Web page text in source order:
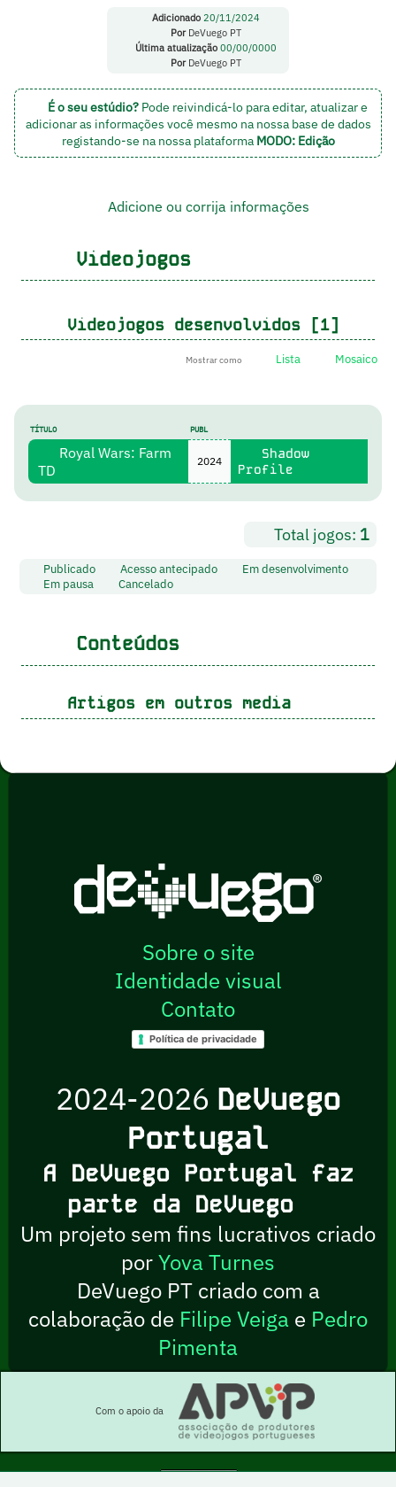
Adicionado 20/11/2024
PorDeVuego PT
Última atualização 00/00/0000
PorDeVuego PT
É o seu estúdio?Pode reivindicá-lo para editar, atualizar e
adicionar as informações você mesmo na nossa base de dados
registando-se na nossa plataforma MODO: Edição
Adicione ou corrija informações
Videojogos
Videojogos desenvolvidos [1]
Mostrar como Lista Mosaico
TÍTULO PUBL
Royal Wars: Farm
TD
2024
Shadow
Profile
Total jogos: 1
Publicado Acesso antecipado
Em desenvolvimento
Em pausa
Cancelado
Conteúdos
Artigos em outros media
Sobre o site
Identidade visual
Contato
Política de privacidade
2024-2026 DeVuego
Portugal
A DeVuego Portugal faz
parte da DeVuego
Um projeto sem fins lucrativos criado
porYova Turnes
DeVuego PT criado com a
colaboração de Filipe Veiga e Pedro
Pimenta
Com o apoio da